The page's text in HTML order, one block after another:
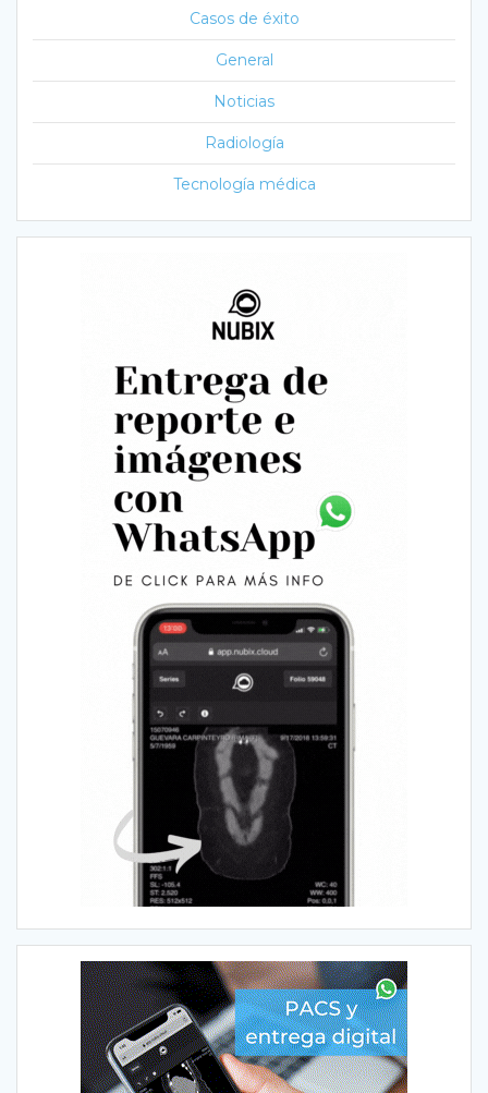
Casos de éxito
General
Noticias
Radiología
Tecnología médica